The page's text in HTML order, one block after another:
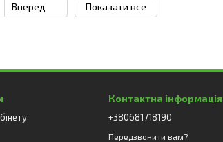
Вперед Показати все
Контактна інформація
+380681718190
Передзвонити вам?